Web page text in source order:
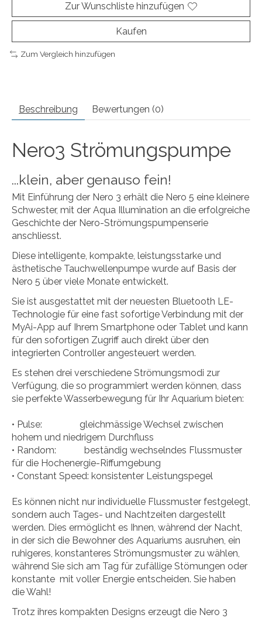
Zur Wunschliste hinzufügen
Kaufen
Zum Vergleich hinzufügen
Beschreibung Bewertungen (0)
Nero3 Strömungspumpe
...klein, aber genauso fein!
Mit Einführung der Nero 3 erhält die Nero 5 eine kleinere
Schwester, mit der Aqua Illumination an die erfolgreiche
Geschichte der Nero-Strömungspumpenserie
anschliesst.
Diese intelligente, kompakte, leistungsstarke und
ästhetische Tauchwellenpumpe wurde auf Basis der
Nero 5 über viele Monate entwickelt.
Sie ist ausgestattet mit der neuesten Bluetooth LE-
Technologie für eine fast sofortige Verbindung mit der
MyAi-App auf Ihrem Smartphone oder Tablet und kann
für den sofortigen Zugriff auch direkt über den
integrierten Controller angesteuert werden.
Es stehen drei verschiedene Strömungsmodi zur
Verfügung, die so programmiert werden können, dass
sie perfekte Wasserbewegung für Ihr Aquarium bieten:
• Pulse: gleichmässige Wechsel zwischen
hohem und niedrigem Durchfluss
• Random: beständig wechselndes Flussmuster
für die Hochenergie-Riffumgebung
• Constant Speed: konsistenter Leistungspegel
Es können nicht nur individuelle Flussmuster festgelegt,
sondern auch Tages- und Nachtzeiten dargestellt
werden. Dies ermöglicht es Ihnen, während der Nacht,
in der sich die Bewohner des Aquariums ausruhen, ein
ruhigeres, konstanteres Strömungsmuster zu wählen,
während Sie sich am Tag für zufällige Stömungen oder
konstante mit voller Energie entscheiden. Sie haben
die Wahl!
Trotz ihres kompakten Designs erzeugt die Nero 3